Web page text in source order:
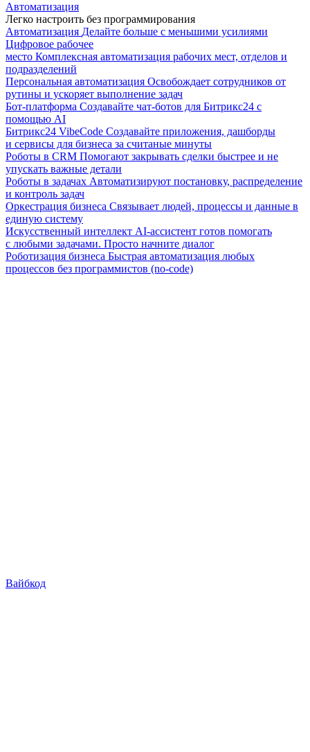
Автоматизация
Легко настроить без программирования
Автоматизация Делайте больше с меньшими усилиями
Цифровое рабочее
место Комплексная автоматизация рабочих мест, отделов и
подразделений
Персональная автоматизация Освобождает сотрудников от
рутины и ускоряет выполнение задач
Бот-платформа Создавайте чат-ботов для Битрикс24 с
помощью AI
Битрикс24 VibeCode Создавайте приложения, дашборды
и сервисы для бизнеса за считаные минуты
Роботы в CRM Помогают закрывать сделки быстрее и не
упускать важные детали
Роботы в задачах Автоматизируют постановку, распределение
и контроль задач
Оркестрация бизнеса Связывает людей, процессы и данные в
единую систему
Искусственный интеллект AI-ассистент готов помогать
с любыми задачами. Просто начните диалог
Роботизация бизнеса Быстрая автоматизация любых
процессов без программистов (no-code)
Вайбкод